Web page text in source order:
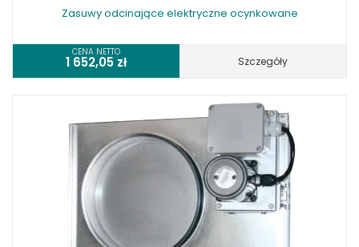
Zasuwy odcinające elektryczne ocynkowane
CENA NETTO
1 652,05 zł Szczegóły